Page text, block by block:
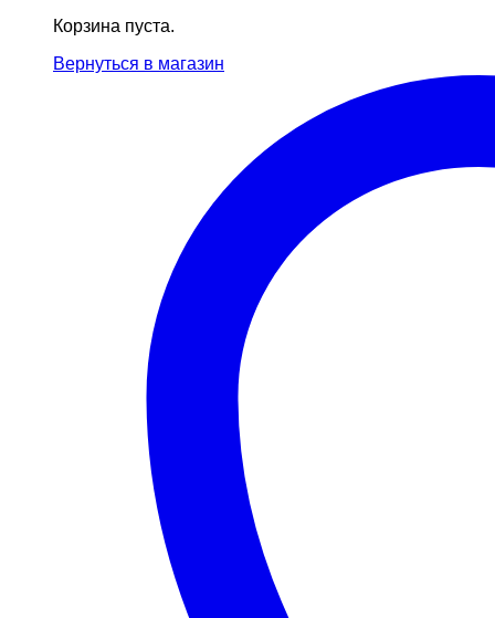
Корзина пуста.
Вернуться в магазин